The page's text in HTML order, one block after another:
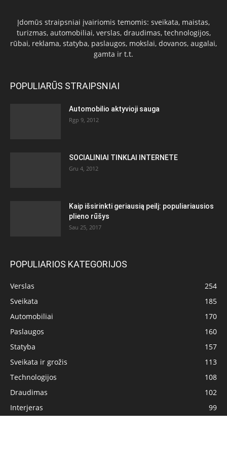
Įdomūs straipsniai įvairiomis temomis: sveikata, maistas,
turizmas, automobiliai, verslas, draudimas, technologijos,
rūbai, reklama, statyba, paslaugos, mokslai, dovanos, augalai,
gamta ir t.t.
POPULIARŪS STRAIPSNIAI
Automobilio aktyvioji sauga
Rgp 9, 2012
SOCIALINIAI TINKLAI INTERNETE
Gru 4, 2012
Kaip išsirinkti geriausią peilį: populiariausios
plieno rūšys
Sau 25, 2017
POPULIARIOS KATEGORIJOS
Verslas
254
Sveikata
185
Automobiliai
170
Paslaugos
160
Statyba
157
Sveikata ir grožis
113
Technologijos
108
Draudimas
102
Interjeras
99